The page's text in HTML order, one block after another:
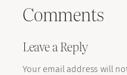
Comments
Leave a Reply
Your email address will